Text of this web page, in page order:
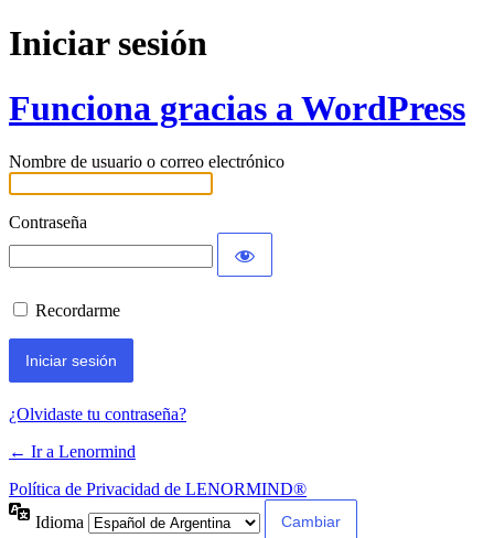
Iniciar sesión
Funciona gracias a WordPress
Nombre de usuario o correo electrónico
Contraseña
Recordarme
¿Olvidaste tu contraseña?
← Ir a Lenormind
Política de Privacidad de LENORMIND®
Idioma